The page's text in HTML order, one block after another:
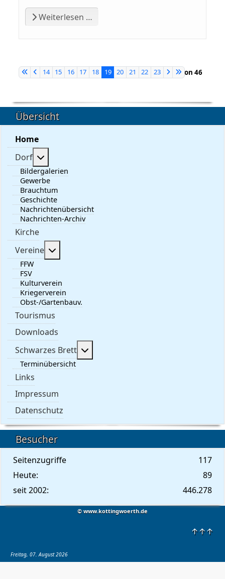
© www.kottingwoerth.de
↑↑↑
Freitag, 07. August 2026
Übersicht
Home
Dorf
Bildergalerien
Gewerbe
Brauchtum
Geschichte
Nachrichtenübersicht
Nachrichten-Archiv
Kirche
Vereine
FFW
FSV
Kulturverein
Kriegerverein
Obst-/Gartenbauv.
Tourismus
Downloads
Schwarzes Brett
Terminübersicht
Links
Impressum
Datenschutz
Besucher
Seitenzugriffe
117
Heute:
89
seit 2002:
446.278
Weiterlesen …
Seite 19 von 46
14 15 16 17 18 19 20 21 22 23